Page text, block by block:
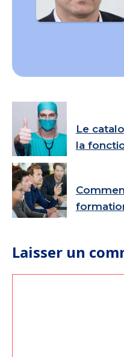
Le
la
Laisser un